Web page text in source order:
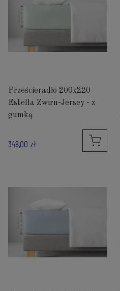
Prześcieradło 200x220
Estella Zwirn-Jersey - z
gumką
349,00 zł